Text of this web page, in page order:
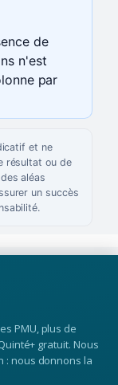
de
n'est
par
et ne
résultat ou de
aléas
un succès
PMU, plus de
gratuit. Nous
: nous donnons la